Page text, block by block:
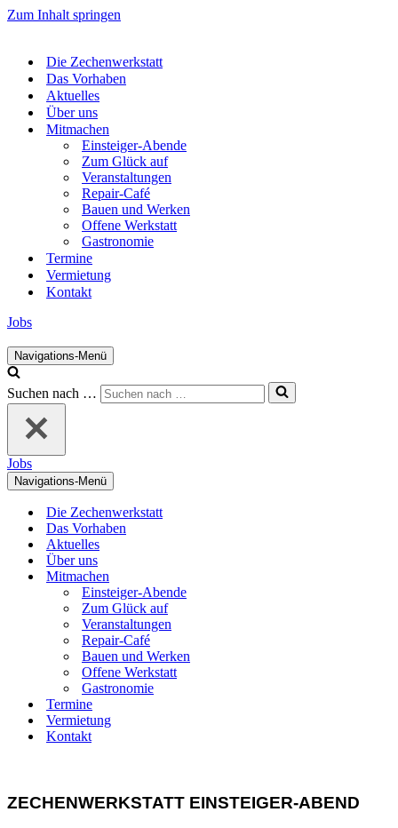
Zum Inhalt springen
Die Zechenwerkstatt
Das Vorhaben
Aktuelles
Über uns
Mitmachen
Einsteiger-Abende
Zum Glück auf
Veranstaltungen
Repair-Café
Bauen und Werken
Offene Werkstatt
Gastronomie
Termine
Vermietung
Kontakt
Jobs
Navigations-Menü
Suchen nach …
Jobs
Navigations-Menü
Die Zechenwerkstatt
Das Vorhaben
Aktuelles
Über uns
Mitmachen
Einsteiger-Abende
Zum Glück auf
Veranstaltungen
Repair-Café
Bauen und Werken
Offene Werkstatt
Gastronomie
Termine
Vermietung
Kontakt
ZECHENWERKSTATT EINSTEIGER-ABEND